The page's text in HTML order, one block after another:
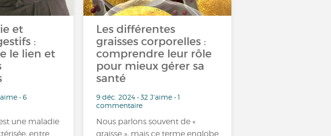
et
:
le lien et
• 6
une maladie
entre
Les différentes
graisses corporelles :
comprendre leur rôle
pour mieux gérer sa
santé
9 déc. 2024 • 32 J'aime • 1
commentaire
Nous parlons souvent de «
graisse », mais ce terme englobe